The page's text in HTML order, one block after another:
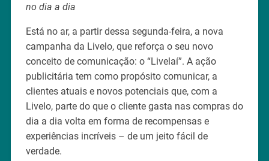
no dia a dia
Está no ar, a partir dessa segunda-feira, a nova
campanha da Livelo, que reforça o seu novo
conceito de comunicação: o “Livelaí”. A ação
publicitária tem como propósito comunicar, a
clientes atuais e novos potenciais que, com a
Livelo, parte do que o cliente gasta nas compras do
dia a dia volta em forma de recompensas e
experiências incríveis – de um jeito fácil de
verdade.